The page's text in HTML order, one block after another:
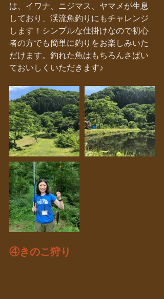
は、イワナ、ニジマス、ヤマメが生息
しており、渓流魚釣りにもチャレンジ
します！シンプルな仕掛けなので初心
者の方でも簡単に釣りをお楽しみいた
だけます。釣れた魚はもちろんさばい
ておいしくいただきます♪
④きのこ狩り